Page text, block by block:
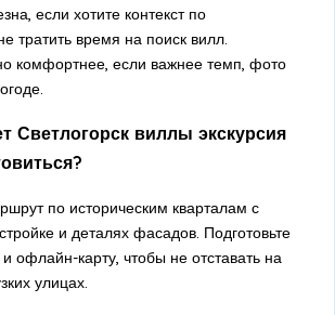
если хотите контекст по
тратить время на поиск вилл.
комфортнее, если важнее темп, фото
Светлогорск виллы экскурсия
по историческим кварталам с
и деталях фасадов. Подготовьте
офлайн-карту, чтобы не отставать на
улицах.